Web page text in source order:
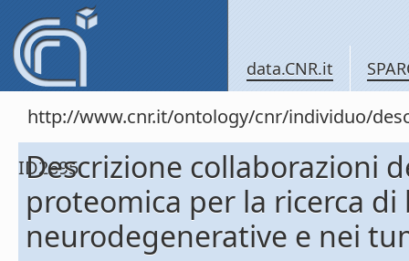
data.CNR.it
http://www.cnr.it/ontology/cnr/individuo/
ID2695
Descrizione collaborazioni
proteomica per la ricerca
neurodegenerative e nei